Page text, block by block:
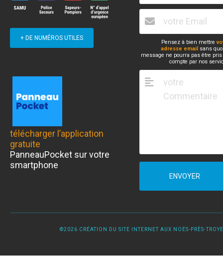
+ DE NUMÉROS UTILES
télécharger l’application
gratuite
PanneauPocket sur votre
smartphone
Pensez à bien mettre
adresse email sans
message ne pourra pas être
compte par nos
ENVOYER
©2026 CRÉATION DU SITE INTERNET AUX NOËS-PRÈS-